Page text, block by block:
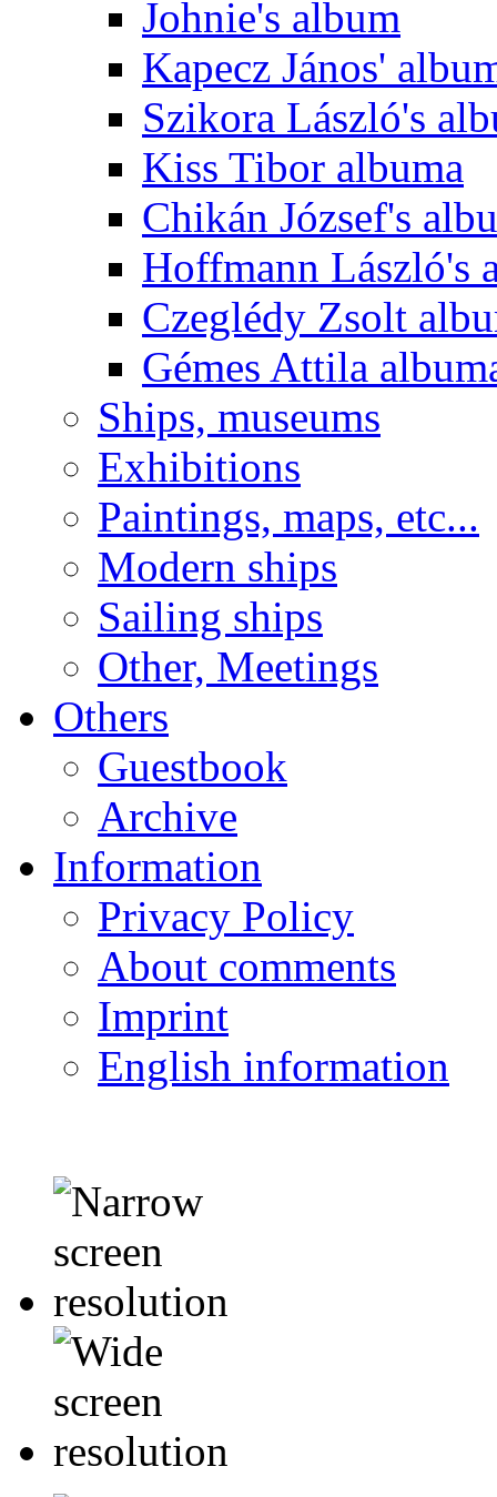
Johnie's album
Kapecz János'
Szikora László's
Kiss Tibor albuma
Chikán József's
Hoffmann László's
Czeglédy Zsolt
Gémes Attila
Ships, museums
Exhibitions
Paintings, maps, etc...
Modern ships
Sailing ships
Other, Meetings
Others
Guestbook
Archive
Information
Privacy Policy
About comments
Imprint
English information